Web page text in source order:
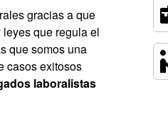
gracias a que
que regula el
que somos una
casos exitosos
laboralistas